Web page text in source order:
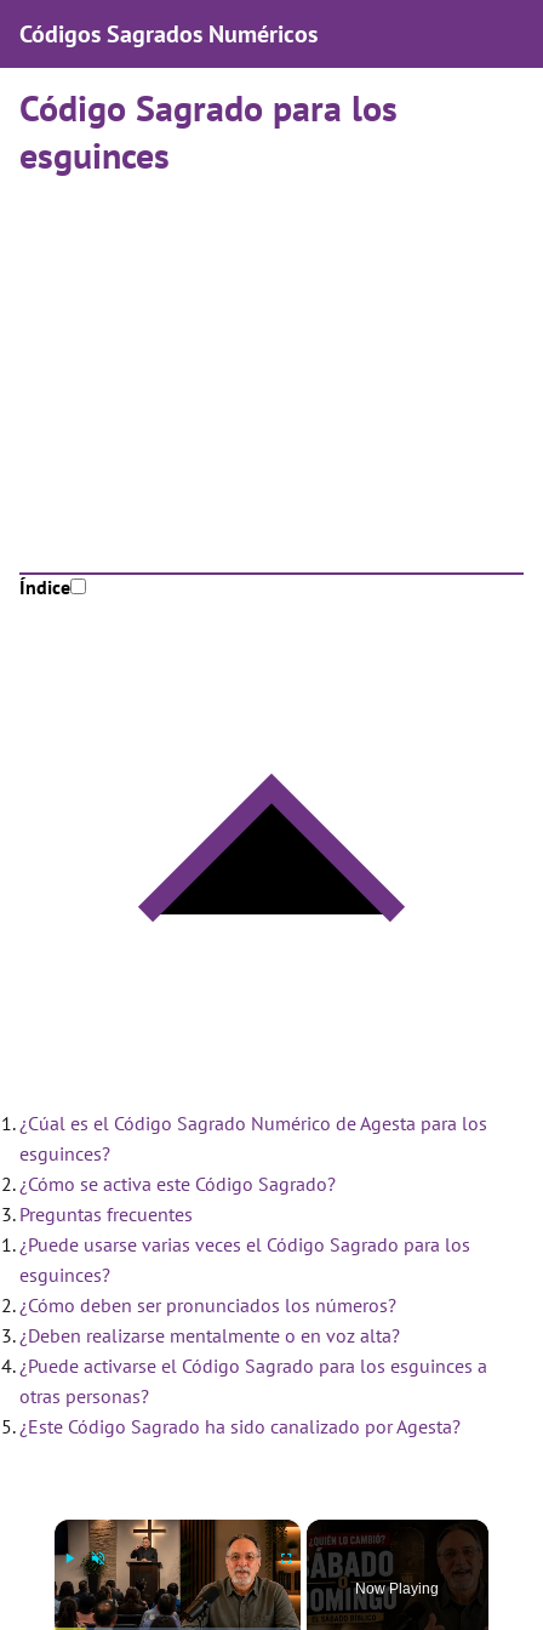
Códigos Sagrados Numéricos
Código Sagrado para los
esguinces
Índice
¿Cúal es el Código Sagrado Numérico de Agesta para los
esguinces?
¿Cómo se activa este Código Sagrado?
Preguntas frecuentes
¿Puede usarse varias veces el Código Sagrado para los
esguinces?
¿Cómo deben ser pronunciados los números?
¿Deben realizarse mentalmente o en voz alta?
¿Puede activarse el Código Sagrado para los esguinces a
otras personas?
¿Este Código Sagrado ha sido canalizado por Agesta?
×
Now Playing